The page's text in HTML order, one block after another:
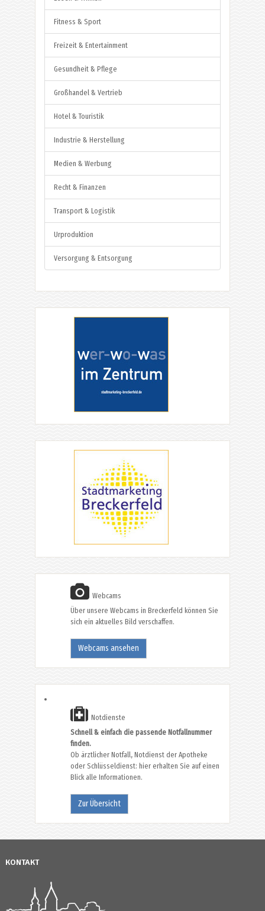
Fitness & Sport
Freizeit & Entertainment
Gesundheit & Pflege
Großhandel & Vertrieb
Hotel & Touristik
Industrie & Herstellung
Medien & Werbung
Recht & Finanzen
Transport & Logistik
Urproduktion
Versorgung & Entsorgung
Webcams
Über unsere Webcams in Breckerfeld können Sie
sich ein aktuelles Bild verschaffen.
Webcams ansehen
Notdienste
Schnell & einfach die passende Notfallnummer
finden.
Ob ärztlicher Notfall, Notdienst der Apotheke
oder Schlüsseldienst: hier erhalten Sie auf einen
Blick alle Informationen.
Zur Übersicht
KONTAKT